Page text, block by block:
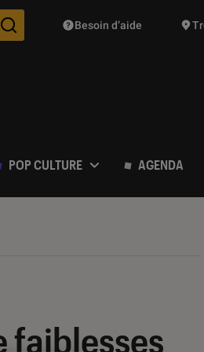
Des suggestions de produits
Besoin d’aide
POP CULTURE AGENDA
faiblesses